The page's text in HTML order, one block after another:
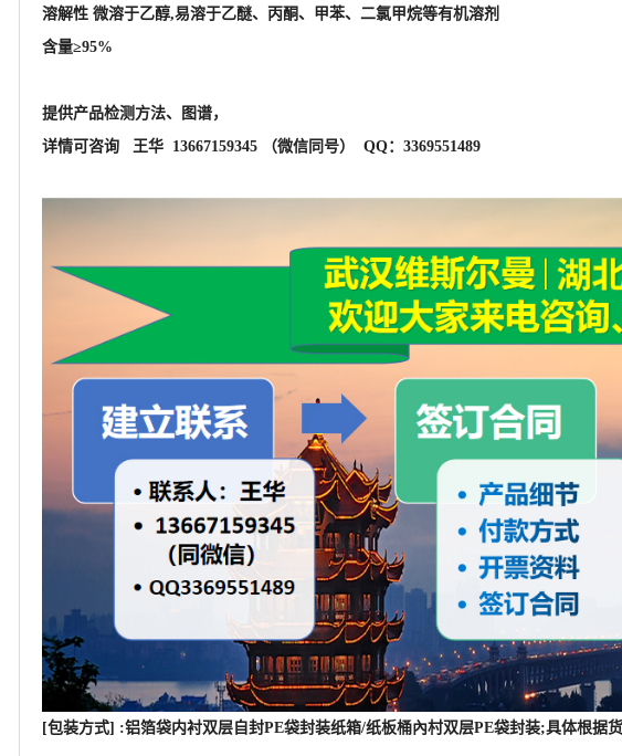
溶解性 微溶于乙醇,易溶于乙醚、丙酮、甲苯、二氯甲烷等有机溶剂
含量≥95%
提供产品检测方法、图谱，
详情可咨询 王华 13667159345 （微信同号） QQ：3369551489
[包装方式] :铝箔袋内衬双层自封PE袋封装纸箱/纸板桶內村双层PE袋封装;具体根据